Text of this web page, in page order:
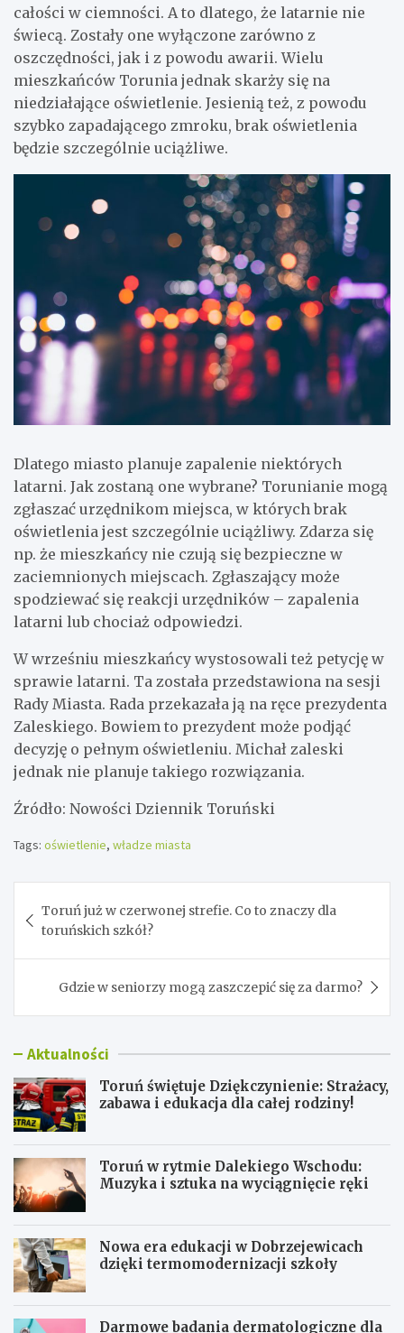
całości w ciemności. A to dlatego, że latarnie nie
świecą. Zostały one wyłączone zarówno z
oszczędności, jak i z powodu awarii. Wielu
mieszkańców Torunia jednak skarży się na
niedziałające oświetlenie. Jesienią też, z powodu
szybko zapadającego zmroku, brak oświetlenia
będzie szczególnie uciążliwe.
Dlatego miasto planuje zapalenie niektórych
latarni. Jak zostaną one wybrane? Torunianie mogą
zgłaszać urzędnikom miejsca, w których brak
oświetlenia jest szczególnie uciążliwy. Zdarza się
np. że mieszkańcy nie czują się bezpieczne w
zaciemnionych miejscach. Zgłaszający może
spodziewać się reakcji urzędników – zapalenia
latarni lub chociaż odpowiedzi.
W wrześniu mieszkańcy wystosowali też petycję w
sprawie latarni. Ta została przedstawiona na sesji
Rady Miasta. Rada przekazała ją na ręce prezydenta
Zaleskiego. Bowiem to prezydent może podjąć
decyzję o pełnym oświetleniu. Michał zaleski
jednak nie planuje takiego rozwiązania.
Źródło: Nowości Dziennik Toruński
Tags: oświetlenie, władze miasta
wpisu
Toruń już w czerwonej strefie. Co to znaczy dla
toruńskich szkół?
Gdzie w seniorzy mogą zaszczepić się za darmo?
Aktualności
Toruń świętuje Dziękczynienie: Strażacy,
zabawa i edukacja dla całej rodziny!
Toruń w rytmie Dalekiego Wschodu:
Muzyka i sztuka na wyciągnięcie ręki
Nowa era edukacji w Dobrzejewicach
dzięki termomodernizacji szkoły
Darmowe badania dermatologiczne dla